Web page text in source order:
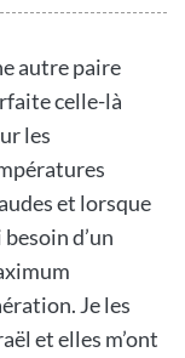
autre paire
celle-là
les
et lorsque
besoin d’un
Je les
et elles m’ont